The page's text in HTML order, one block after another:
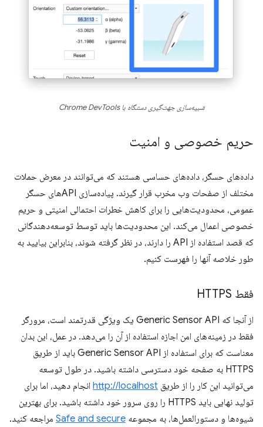
شبیه‌سازی جهت‌گیری دستگاه با Chrome DevTools
حریم خصوصی و امنیت
داده‌های حسگر، داده‌های حساسی هستند که می‌توانند در معرض حملات
مختلف از صفحات وب مخرب قرار گیرند. پیاده‌سازی APIهای حسگر
عمومی، محدودیت‌هایی را برای کاهش خطرات احتمالی امنیتی و حریم
خصوصی اعمال می‌کند. این محدودیت‌ها باید توسط توسعه‌دهندگانی
که قصد استفاده از API را دارند، در نظر گرفته شوند، بنابراین بیایید به
طور خلاصه آنها را فهرست کنیم.
فقط HTTPS
از آنجا که Generic Sensor API یک ویژگی قدرتمند است، مرورگر
فقط در زمینه‌های امن اجازه استفاده از آن را می‌دهد. در عمل، این بدان
معناست که برای استفاده از Generic Sensor API باید از طریق
HTTPS به صفحه خود دسترسی داشته باشید. در طول توسعه
می‌توانید این کار را از طریق http://localhost انجام دهید، اما برای
تولید نهایی باید HTTPS را روی سرور خود داشته باشید. برای بهترین
شیوه‌ها و دستورالعمل‌ها، به مجموعه Safe and secure مراجعه کنید.